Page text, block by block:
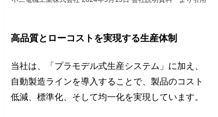
高品質とローコストを実現する生産体制
当社は、「プラモデル式生産システム」に加え、
自動製造ラインを導入することで、製品のコスト
低減、標準化、そして均一化を実現しています。